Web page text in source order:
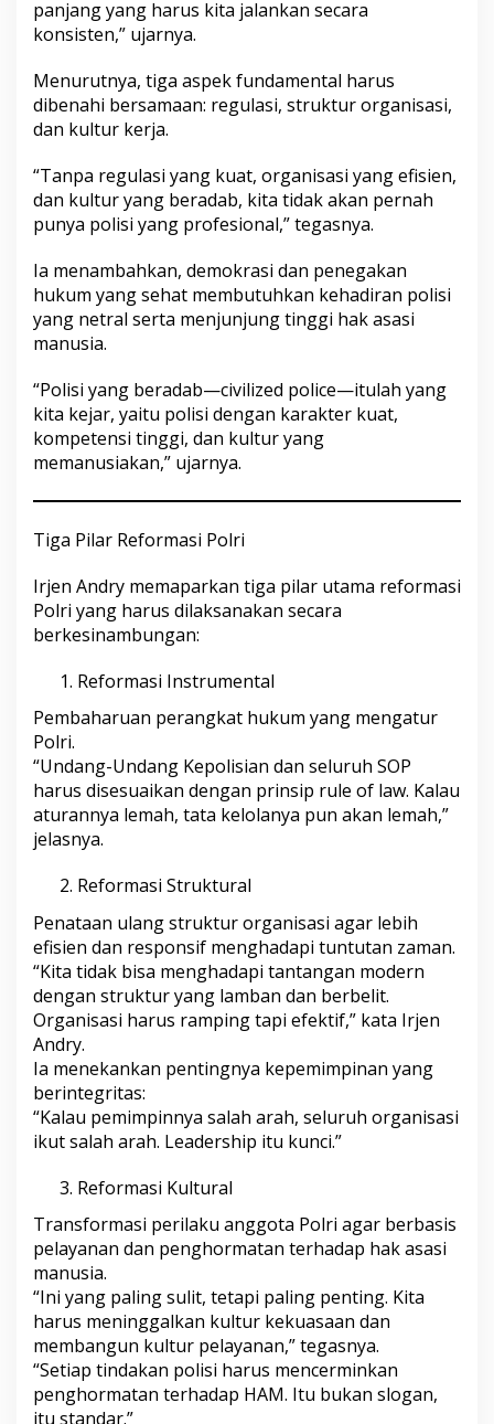
panjang yang harus kita jalankan secara
konsisten,” ujarnya.
Menurutnya, tiga aspek fundamental harus
dibenahi bersamaan: regulasi, struktur organisasi,
dan kultur kerja.
“Tanpa regulasi yang kuat, organisasi yang efisien,
dan kultur yang beradab, kita tidak akan pernah
punya polisi yang profesional,” tegasnya.
Ia menambahkan, demokrasi dan penegakan
hukum yang sehat membutuhkan kehadiran polisi
yang netral serta menjunjung tinggi hak asasi
manusia.
“Polisi yang beradab—civilized police—itulah yang
kita kejar, yaitu polisi dengan karakter kuat,
kompetensi tinggi, dan kultur yang
memanusiakan,” ujarnya.
Tiga Pilar Reformasi Polri
Irjen Andry memaparkan tiga pilar utama reformasi
Polri yang harus dilaksanakan secara
berkesinambungan:
Reformasi Instrumental
Pembaharuan perangkat hukum yang mengatur
Polri.
“Undang-Undang Kepolisian dan seluruh SOP
harus disesuaikan dengan prinsip rule of law. Kalau
aturannya lemah, tata kelolanya pun akan lemah,”
jelasnya.
Reformasi Struktural
Penataan ulang struktur organisasi agar lebih
efisien dan responsif menghadapi tuntutan zaman.
“Kita tidak bisa menghadapi tantangan modern
dengan struktur yang lamban dan berbelit.
Organisasi harus ramping tapi efektif,” kata Irjen
Andry.
Ia menekankan pentingnya kepemimpinan yang
berintegritas:
“Kalau pemimpinnya salah arah, seluruh organisasi
ikut salah arah. Leadership itu kunci.”
Reformasi Kultural
Transformasi perilaku anggota Polri agar berbasis
pelayanan dan penghormatan terhadap hak asasi
manusia.
“Ini yang paling sulit, tetapi paling penting. Kita
harus meninggalkan kultur kekuasaan dan
membangun kultur pelayanan,” tegasnya.
“Setiap tindakan polisi harus mencerminkan
penghormatan terhadap HAM. Itu bukan slogan,
itu standar.”